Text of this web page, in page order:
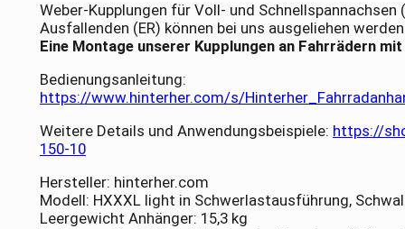
Weber-Kupplungen für Voll- und
Ausfallenden (ER) können bei uns ausgeliehen
Eine Montage unserer Kupplungen an Fahrrädern
Bedienungsanleitung:
https://www.hinterher.com/s/
Weitere Details und Anwendungsbeispiele: https://
150-10
Hersteller: hinterher.com
Modell: HXXXL light in Schwerlastausführung,
Leergewicht Anhänger: 15,3 kg